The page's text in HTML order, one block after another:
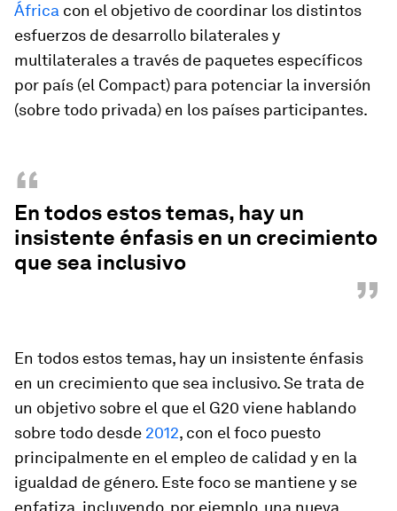
África con el objetivo de coordinar los distintos
esfuerzos de desarrollo bilaterales y
multilaterales a través de paquetes específicos
por país (el Compact) para potenciar la inversión
(sobre todo privada) en los países participantes.
“
En todos estos temas, hay un
insistente énfasis en un crecimiento
que sea inclusivo
”
En todos estos temas, hay un insistente énfasis
en un crecimiento que sea inclusivo. Se trata de
un objetivo sobre el que el G20 viene hablando
sobre todo desde 2012, con el foco puesto
principalmente en el empleo de calidad y en la
igualdad de género. Este foco se mantiene y se
enfatiza, incluyendo, por ejemplo, una nueva